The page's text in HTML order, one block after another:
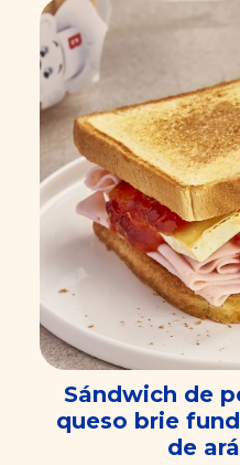
Sándwich de
queso brie
de